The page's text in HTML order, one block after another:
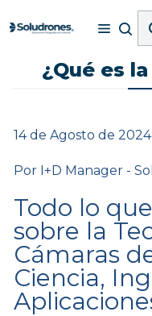
¿Qué es
14 de Agosto de
Por I+D Manager -
Todo lo
sobre la
Cámaras
Ciencia,